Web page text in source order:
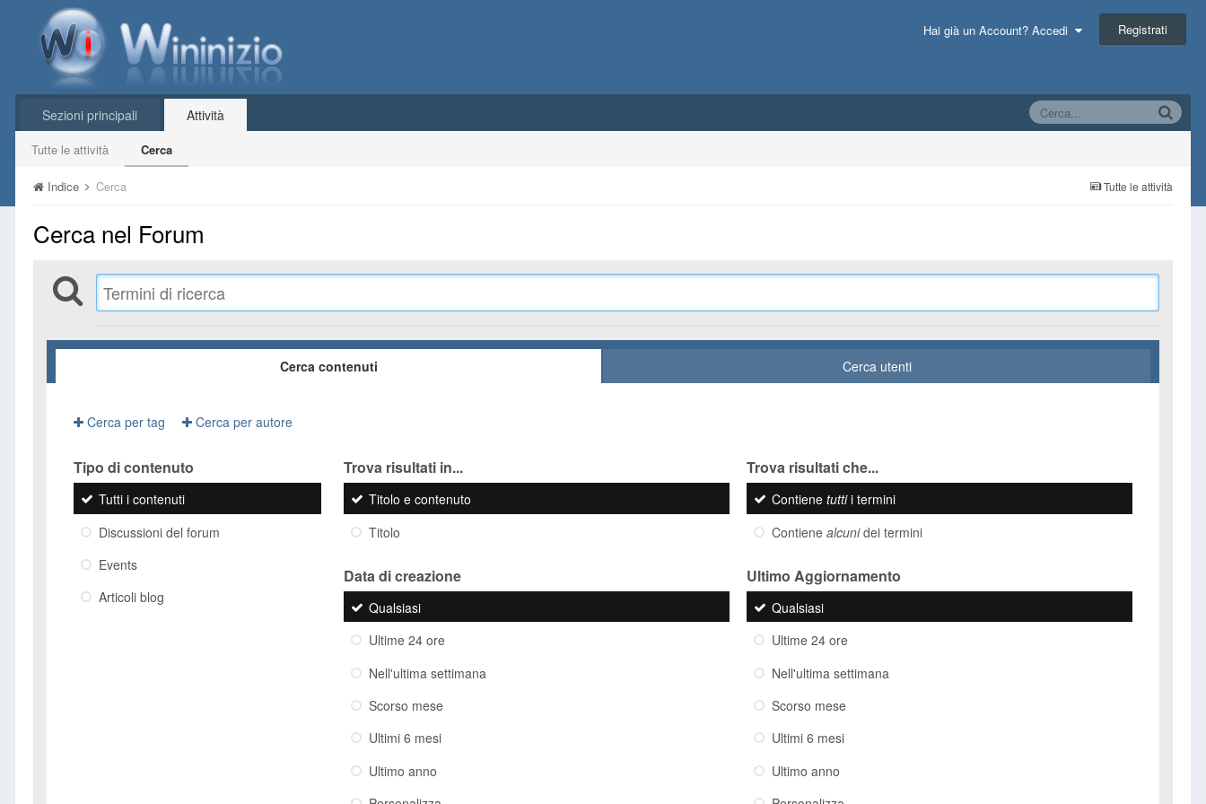
Hai già un Account? Accedi Registrati
Sezioni principali Attività
Tutte le attività Cerca
Tutte le attività
Indice Cerca
Cerca nel Forum
Cerca contenuti Cerca utenti
Cerca per tag Cerca per autore
Tipo di contenuto
Tutti i contenuti
Discussioni del forum
Events
Articoli blog
Trova risultati in...
Titolo e contenuto
Titolo
Trova risultati che...
Contiene tuttii termini
Contiene alcunidei termini
Data di creazione
Qualsiasi
Ultime 24 ore
Nell'ultima settimana
Scorso mese
Ultimi 6 mesi
Ultimo anno
Ultimo Aggiornamento
Qualsiasi
Ultime 24 ore
Nell'ultima settimana
Scorso mese
Ultimi 6 mesi
Ultimo anno